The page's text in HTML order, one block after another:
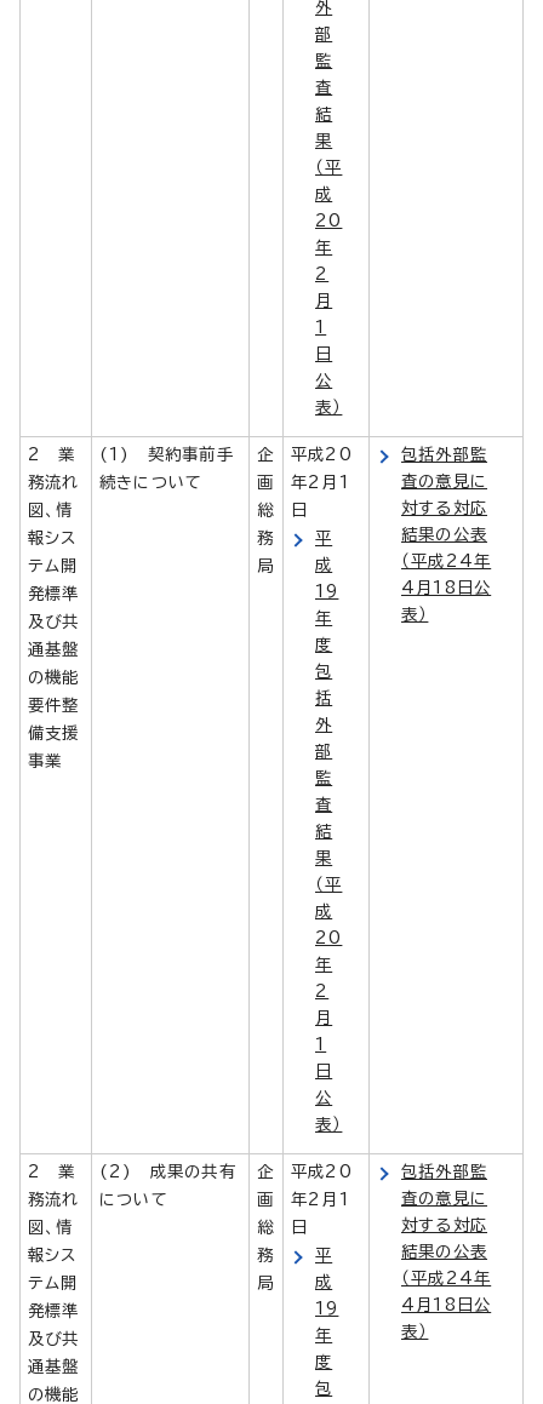
外
部
監
査
結
果
（平
成
20
年
2
月
1
日
公
表）
2 業
務流れ
図、情
報シス
テム開
発標準
及び共
通基盤
の機能
要件整
備支援
事業
(1) 契約事前手
続きについて
企
画
総
務
局
平成20
年2月1
日
平
成
19
年
度
包
括
外
部
監
査
結
果
（平
成
20
年
2
月
1
日
公
表）
包括外部監
査の意見に
対する対応
結果の公表
（平成24年
4月18日公
表）
2 業
務流れ
図、情
報シス
テム開
発標準
及び共
通基盤
の機能
(2) 成果の共有
について
企
画
総
務
局
平成20
年2月1
日
平
成
19
年
度
包
包括外部監
査の意見に
対する対応
結果の公表
（平成24年
4月18日公
表）